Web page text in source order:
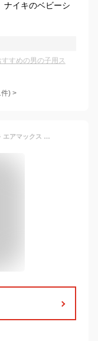
ナイキのベビーシ
すめの男の子用ス
件) >
【30%OFF 4/4 20:00〜4/10 1:59】ナイキ エアマックス ボルト ベビーシューズ NIKE シューズ キッズ Kids エアマックス 白 耐久 軽量 プルタブ 着脱簡単 はじめて レトロ 普段着 運動 オーバーレイ 公式 ギフト HO24 親子コーデ